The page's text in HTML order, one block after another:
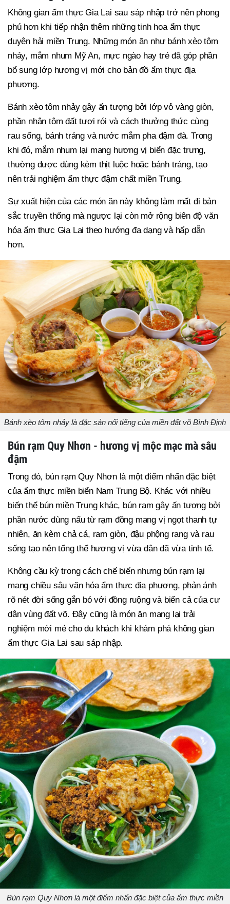
Không gian ẩm thực Gia Lai sau sáp nhập trở nên phong
phú hơn khi tiếp nhận thêm những tinh hoa ẩm thực
duyên hải miền Trung. Những món ăn như bánh xèo tôm
nhảy, mắm nhum Mỹ An, mực ngào hay tré đã góp phần
bổ sung lớp hương vị mới cho bản đồ ẩm thực địa
phương.
Bánh xèo tôm nhảy gây ấn tượng bởi lớp vỏ vàng giòn,
phần nhân tôm đất tươi rói và cách thưởng thức cùng
rau sống, bánh tráng và nước mắm pha đậm đà. Trong
khi đó, mắm nhum lại mang hương vị biển đặc trưng,
thường được dùng kèm thịt luộc hoặc bánh tráng, tạo
nên trải nghiệm ẩm thực đậm chất miền Trung.
Sự xuất hiện của các món ăn này không làm mất đi bản
sắc truyền thống mà ngược lại còn mở rộng biên độ văn
hóa ẩm thực Gia Lai theo hướng đa dạng và hấp dẫn
hơn.
Bánh xèo tôm nhảy là đặc sản nổi tiếng của miền đất võ Bình Định
Bún rạm Quy Nhơn - hương vị mộc mạc mà sâu
đậm
Trong đó, bún rạm Quy Nhơn là một điểm nhấn đặc biệt
của ẩm thực miền biển Nam Trung Bộ. Khác với nhiều
biến thể bún miền Trung khác, bún rạm gây ấn tượng bởi
phần nước dùng nấu từ rạm đồng mang vị ngọt thanh tự
nhiên, ăn kèm chả cá, ram giòn, đậu phộng rang và rau
sống tạo nên tổng thể hương vị vừa dân dã vừa tinh tế.
Không cầu kỳ trong cách chế biến nhưng bún rạm lại
mang chiều sâu văn hóa ẩm thực địa phương, phản ánh
rõ nét đời sống gắn bó với đồng ruộng và biển cả của cư
dân vùng đất võ. Đây cũng là món ăn mang lại trải
nghiệm mới mẻ cho du khách khi khám phá không gian
ẩm thực Gia Lai sau sáp nhập.
Bún rạm Quy Nhơn là một điểm nhấn đặc biệt của ẩm thực miền